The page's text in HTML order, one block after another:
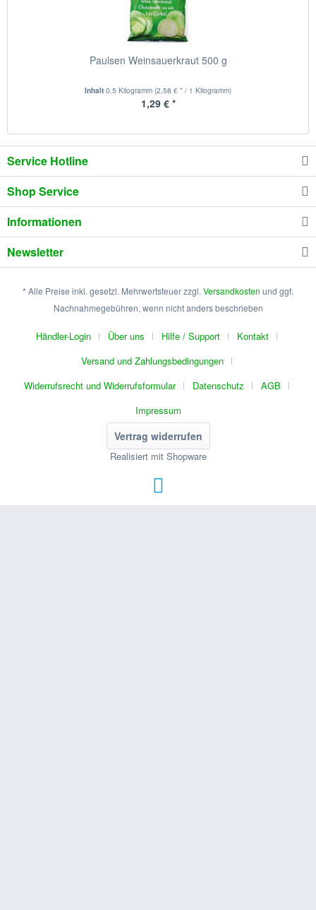
Paulsen Weinsauerkraut 500 g
Inhalt 0.5 Kilogramm (2,58 € * / 1 Kilogramm)
1,29 € *
Service Hotline
Shop Service
Informationen
Newsletter
* Alle Preise inkl. gesetzl. Mehrwertsteuer zzgl. Versandkosten und ggf.
Nachnahmegebühren, wenn nicht anders beschrieben
Händler-Login Über uns Hilfe / Support
Kontakt
Versand und Zahlungsbedingungen
Widerrufsrecht und Widerrufsformular
Datenschutz
AGB
Impressum
Vertrag widerrufen
Realisiert mit Shopware